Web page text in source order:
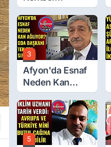
Dönüşüm’de
Ayrıntılar Ortaya
Çıktı… Hakediş
Nasıl Olacak?
3
Afyon'da Esnaf
Neden Kan
Ağlıyor? Oda
Başkanı Tek Tek
Sıraladı
5